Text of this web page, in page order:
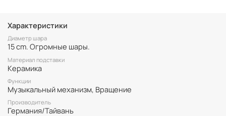
Внутри этого огромного снежного шара — классическая
новогодний сюжет: рождественский городок, к жителям которого
сквозь сверкающие блестки торопится Санта на оленях, а из
горного тоннеля появляется поезд с пассажирами спешащими
поспеть к праздничному столу.
При заводе музыкального механизма, внутри шара ездит поезд и
вращается упряжка Санты.
Керамическая подставка.
Характеристики
Диаметр шара
15 cm. Огромные шары.
Материал подставки
Керамика
Функции
Музыкальный механизм, Вращение
Производитель
Германия/Тайвань